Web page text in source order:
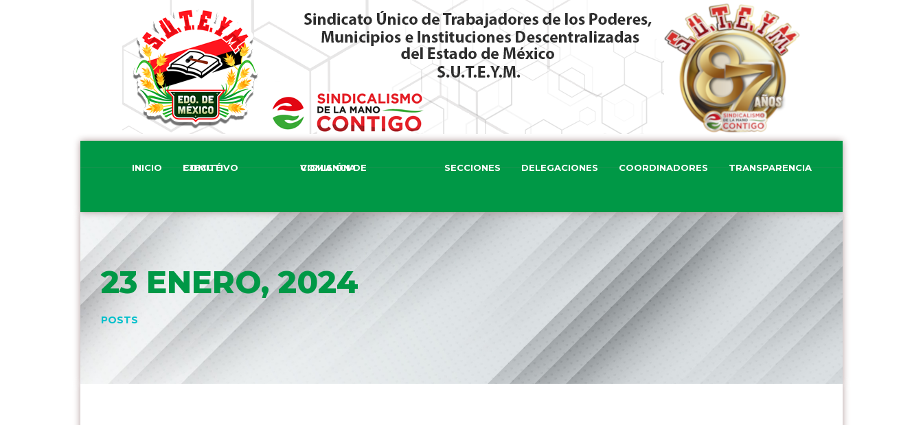
INICIO COMITÉ EJECUTIVO COMISIÓN DE VIGILANCIA SECCIONES DELEGACIONES COORDINADORES TRANSPARENCIA
23 ENERO, 2024
POSTS